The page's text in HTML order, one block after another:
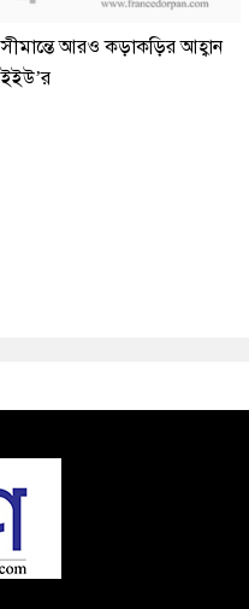
সীমান্তে আরও কড়াকড়ির আহ্বান
ইইউ’র